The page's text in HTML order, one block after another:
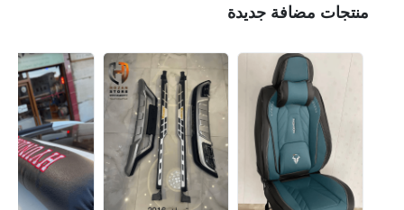
منتجات مضافة جديدة